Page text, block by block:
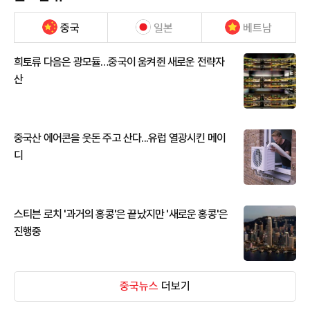
중국 일본 베트남
희토류 다음은 광모듈…중국이 움켜쥔 새로운 전략자
산
중국산 에어콘을 웃돈 주고 산다...유럽 열광시킨 메이
디
스티븐 로치 '과거의 홍콩'은 끝났지만 '새로운 홍콩'은
진행중
중국뉴스 더보기